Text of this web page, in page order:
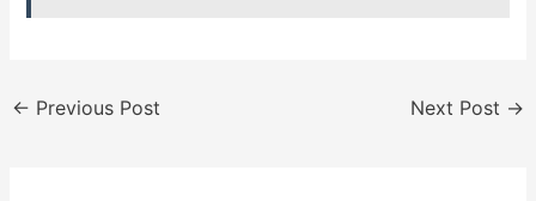
← Previous Post Next Post →